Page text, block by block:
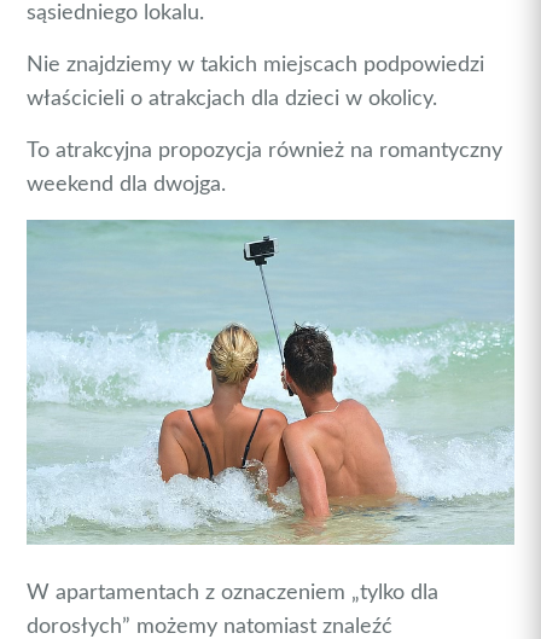
sąsiedniego lokalu.
Nie znajdziemy w takich miejscach podpowiedzi
właścicieli o atrakcjach dla dzieci w okolicy.
To atrakcyjna propozycja również na romantyczny
weekend dla dwojga.
W apartamentach z oznaczeniem „tylko dla
dorosłych” możemy natomiast znaleźć